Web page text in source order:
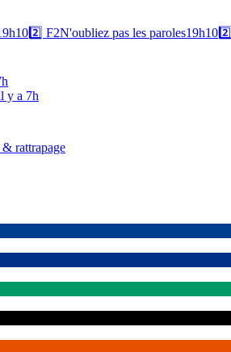
2️⃣ F2N'oubliez pas les paroles19h102️⃣
y a 7h
rattrapage